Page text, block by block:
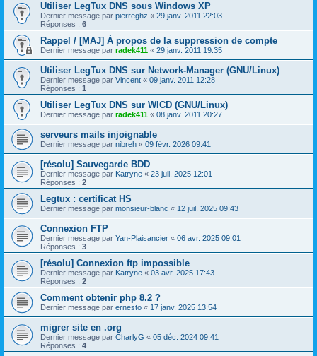
Utiliser LegTux DNS sous Windows XP
Dernier message par pierreghz « 29 janv. 2011 22:03
Réponses : 6
Rappel / [MAJ] À propos de la suppression de compte
Dernier message par radek411 « 29 janv. 2011 19:35
Utiliser LegTux DNS sur Network-Manager (GNU/Linux)
Dernier message par Vincent « 09 janv. 2011 12:28
Réponses : 1
Utiliser LegTux DNS sur WICD (GNU/Linux)
Dernier message par radek411 « 08 janv. 2011 20:27
serveurs mails injoignable
Dernier message par nibreh « 09 févr. 2026 09:41
[résolu] Sauvegarde BDD
Dernier message par Katryne « 23 juil. 2025 12:01
Réponses : 2
Legtux : certificat HS
Dernier message par monsieur-blanc « 12 juil. 2025 09:43
Connexion FTP
Dernier message par Yan-Plaisancier « 06 avr. 2025 09:01
Réponses : 3
[résolu] Connexion ftp impossible
Dernier message par Katryne « 03 avr. 2025 17:43
Réponses : 2
Comment obtenir php 8.2 ?
Dernier message par ernesto « 17 janv. 2025 13:54
migrer site en .org
Dernier message par CharlyG « 05 déc. 2024 09:41
Réponses : 4